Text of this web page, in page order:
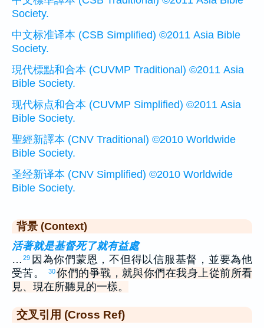
Society.
中文标准译本 (CSB Simplified) ©2011 Asia Bible
Society.
現代標點和合本 (CUVMP Traditional) ©2011 Asia
Bible Society.
现代标点和合本 (CUVMP Simplified) ©2011 Asia
Bible Society.
聖經新譯本 (CNV Traditional) ©2010 Worldwide
Bible Society.
圣经新译本 (CNV Simplified) ©2010 Worldwide
Bible Society.
背景 (Context)
活著就是基督死了就有益處
… 29 因為你們蒙恩，不但得以信服基督，並要為他
受苦。
30你們的爭戰，就與你們在我身上從前所看
見、現在所聽見的一樣。
交叉引用 (Cross Ref)